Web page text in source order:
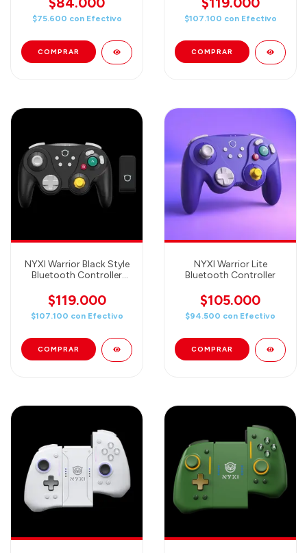
$75.600 con Efectivo
GameCube!)
$107.100 con Efectivo
NYXI Warrior Black Style
Bluetooth Controller
GameCube!)
$119.000
$107.100 con Efectivo
NYXI Warrior Lite
Bluetooth Controller
$105.000
$94.500 con Efectivo